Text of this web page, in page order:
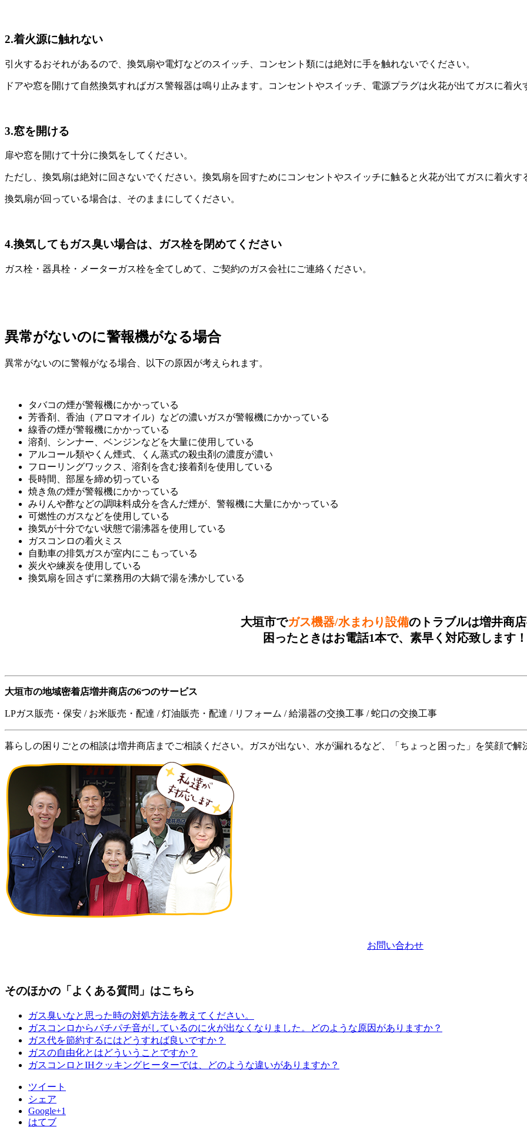
2.着火源に触れない
引火するおそれがあるので、換気扇や電灯などのスイッチ、コンセント類には絶対に手を触れないでください。
ドアや窓を開けて自然換気すればガス警報器は鳴り止みます。コンセントやスイッチ、電源プラグは火花が出てガスに着火
3.窓を開ける
扉や窓を開けて十分に換気をしてください。
ただし、換気扇は絶対に回さないでください。換気扇を回すためにコンセントやスイッチに触ると火花が出てガスに着火す
換気扇が回っている場合は、そのままにしてください。
4.換気してもガス臭い場合は、ガス栓を閉めてください
ガス栓・器具栓・メーターガス栓を全てしめて、ご契約のガス会社にご連絡ください。
異常がないのに警報機がなる場合
異常がないのに警報がなる場合、以下の原因が考えられます。
タバコの煙が警報機にかかっている
芳香剤、香油（アロマオイル）などの濃いガスが警報機にかかっている
線香の煙が警報機にかかっている
溶剤、シンナー、ベンジンなどを大量に使用している
アルコール類やくん煙式、くん蒸式の殺虫剤の濃度が濃い
フローリングワックス、溶剤を含む接着剤を使用している
長時間、部屋を締め切っている
焼き魚の煙が警報機にかかっている
みりんや酢などの調味料成分を含んだ煙が、警報機に大量にかかっている
可燃性のガスなどを使用している
換気が十分でない状態で湯沸器を使用している
ガスコンロの着火ミス
自動車の排気ガスが室内にこもっている
炭火や練炭を使用している
換気扇を回さずに業務用の大鍋で湯を沸かしている
大垣市でガス機器/水まわり設備のトラブルは増井商店
困ったときはお電話1本で、素早く対応致します！
大垣市の地域密着店増井商店の6つのサービス
LPガス販売・保安 / お米販売・配達 /灯油販売・配達 / リフォーム /給湯器の交換工事 /蛇口の交換工事
暮らしの困りごとの相談は増井商店までご相談ください。ガスが出ない、水が漏れるなど、「ちょっと困った」を笑顔で解
お問い合わせ
そのほかの「よくある質問」はこちら
ガス臭いなと思った時の対処方法を教えてください。
ガスコンロからパチパチ音がしているのに火が出なくなりました。どのような原因がありますか？
ガス代を節約するにはどうすれば良いですか？
ガスの自由化とはどういうことですか？
ガスコンロとIHクッキングヒーターでは、どのような違いがありますか？
ツイート
シェア
Google+1
はてブ